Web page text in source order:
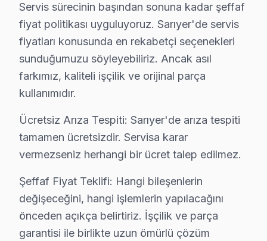
Ptt Evleri Hitachi Servis
Hitachi TV'de T-Con kart arızası Ptt Evleri mahallesinde
Sarıyer Hitachi Servis →
Reşitpaşa mahallesi Hitachi TV teknisyeniniz ortalama 90
Sarıyer TV Servis Merkezi →
Sarıyer'nın Rumelifeneri bölgesindeki Hitachi
Rumelifeneri Hitachi Anakart Tamiri →
Rumelihisarı Hitachi Servis
Servis sürecinin başından sonuna kadar şeffaf
fiyat politikası uyguluyoruz. Sarıyer'de servis
fiyatları konusunda en rekabetçi seçenekleri
sunduğumuzu söyleyebiliriz. Ancak asıl
farkımız, kaliteli işçilik ve orijinal parça
kullanımıdır.
Ücretsiz Arıza Tespiti: Sarıyer'de arıza tespiti
tamamen ücretsizdir. Servisa karar
vermezseniz herhangi bir ücret talep edilmez.
Şeffaf Fiyat Teklifi: Hangi bileşenlerin
değişeceğini, hangi işlemlerin yapılacağını
önceden açıkça belirtiriz. İşçilik ve parça
garantisi ile birlikte uzun ömürlü çözüm